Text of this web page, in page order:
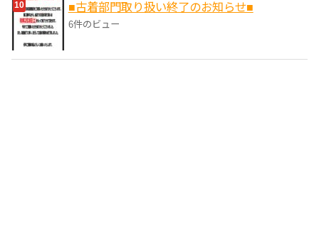
■‎古着部門取り扱い終了のお知らせ■
6件のビュー